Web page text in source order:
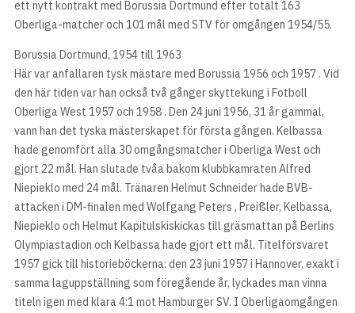
ett nytt kontrakt med Borussia Dortmund efter totalt 163
Oberliga-matcher och 101 mål med STV för omgången 1954/55.
Borussia Dortmund, 1954 till 1963
Här var anfallaren tysk mästare med Borussia 1956 och 1957 . Vid
den här tiden var han också två gånger skyttekung i Fotboll
Oberliga West 1957 och 1958 . Den 24 juni 1956, 31 år gammal,
vann han det tyska mästerskapet för första gången. Kelbassa
hade genomfört alla 30 omgångsmatcher i Oberliga West och
gjort 22 mål. Han slutade tvåa bakom klubbkamraten Alfred
Niepieklo med 24 mål. Tränaren Helmut Schneider hade BVB-
attacken i DM-finalen med Wolfgang Peters , Preißler, Kelbassa,
Niepieklo och Helmut Kapitulskiskickas till gräsmattan på Berlins
Olympiastadion och Kelbassa hade gjort ett mål. Titelförsvaret
1957 gick till historieböckerna: den 23 juni 1957 i Hannover, exakt i
samma laguppställning som föregående år, lyckades man vinna
titeln igen med klara 4:1 mot Hamburger SV. I Oberligaomgången